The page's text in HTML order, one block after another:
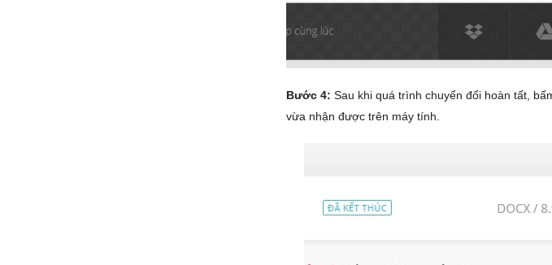
Bước 4: Sau khi quá trình chuyển đổi hoàn tất,
vừa nhận được trên máy tính.